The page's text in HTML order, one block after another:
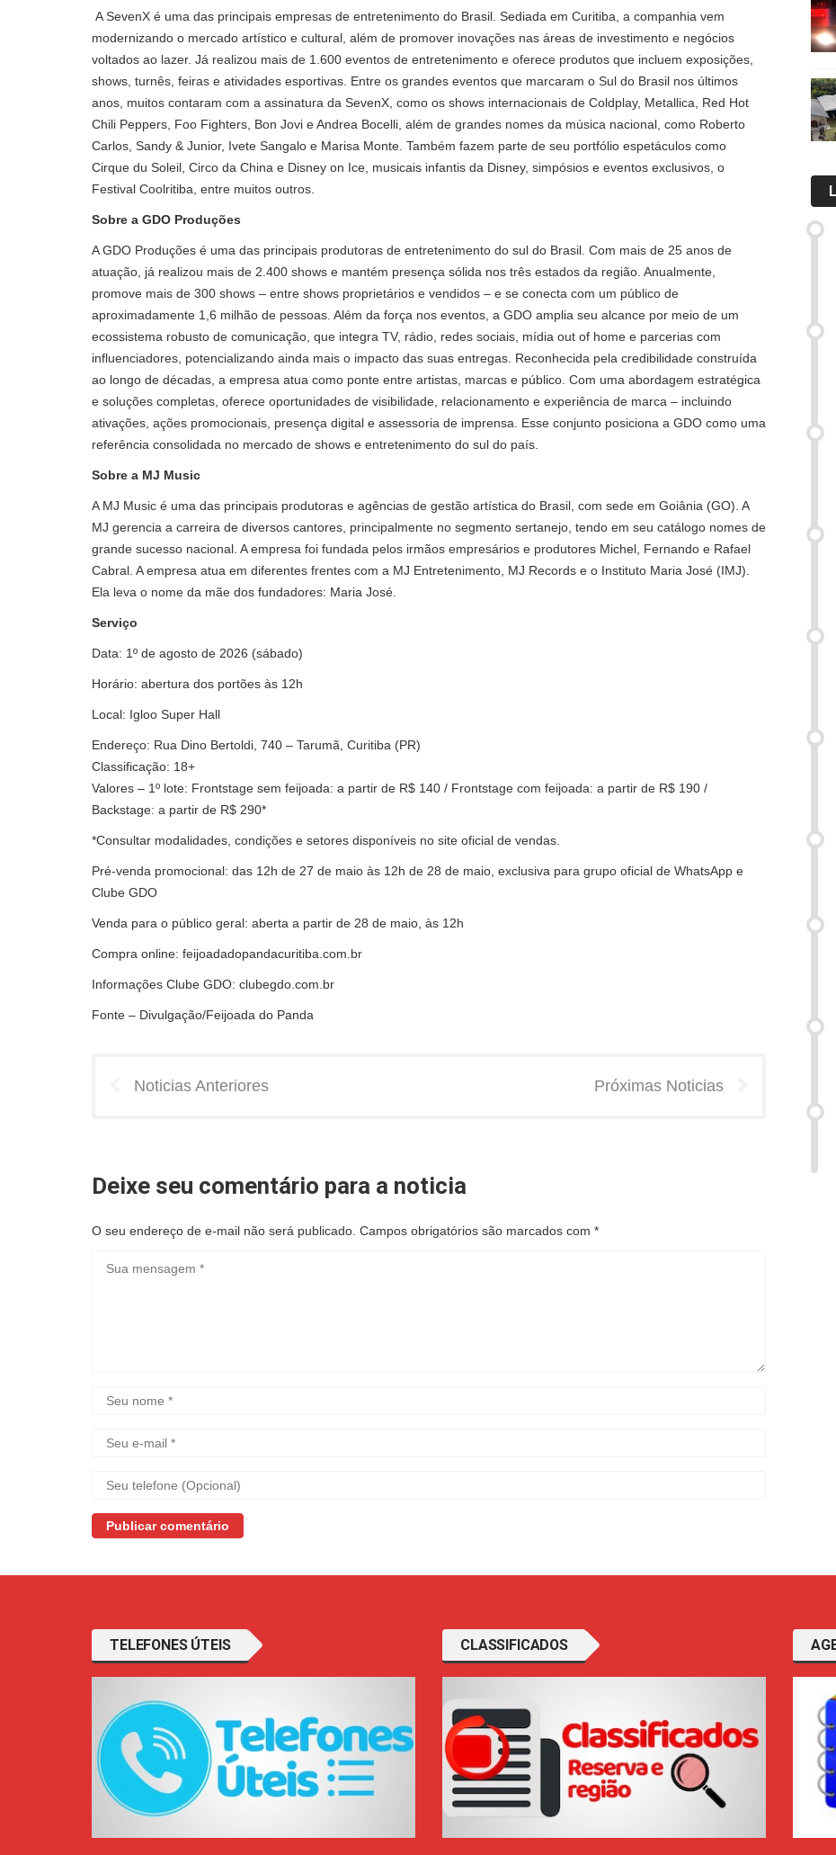
A SevenX é uma das principais empresas de entretenimento do Brasil. Sediada em Curitiba, a companhia vem
modernizando o mercado artístico e cultural, além de promover inovações nas áreas de investimento e negócios
voltados ao lazer. Já realizou mais de 1.600 eventos de entretenimento e oferece produtos que incluem exposições,
shows, turnês, feiras e atividades esportivas. Entre os grandes eventos que marcaram o Sul do Brasil nos últimos
anos, muitos contaram com a assinatura da SevenX, como os shows internacionais de Coldplay, Metallica, Red Hot
Chili Peppers, Foo Fighters, Bon Jovi e Andrea Bocelli, além de grandes nomes da música nacional, como Roberto
Carlos, Sandy & Junior, Ivete Sangalo e Marisa Monte. Também fazem parte de seu portfólio espetáculos como
Cirque du Soleil, Circo da China e Disney on Ice, musicais infantis da Disney, simpósios e eventos exclusivos, o
Festival Coolritiba, entre muitos outros.
Sobre a GDO Produções
A GDO Produções é uma das principais produtoras de entretenimento do sul do Brasil. Com mais de 25 anos de
atuação, já realizou mais de 2.400 shows e mantém presença sólida nos três estados da região. Anualmente,
promove mais de 300 shows – entre shows proprietários e vendidos – e se conecta com um público de
aproximadamente 1,6 milhão de pessoas. Além da força nos eventos, a GDO amplia seu alcance por meio de um
ecossistema robusto de comunicação, que integra TV, rádio, redes sociais, mídia out of home e parcerias com
influenciadores, potencializando ainda mais o impacto das suas entregas. Reconhecida pela credibilidade construída
ao longo de décadas, a empresa atua como ponte entre artistas, marcas e público. Com uma abordagem estratégica
e soluções completas, oferece oportunidades de visibilidade, relacionamento e experiência de marca – incluindo
ativações, ações promocionais, presença digital e assessoria de imprensa. Esse conjunto posiciona a GDO como uma
referência consolidada no mercado de shows e entretenimento do sul do país.
Sobre a MJ Music
A MJ Music é uma das principais produtoras e agências de gestão artística do Brasil, com sede em Goiânia (GO). A
MJ gerencia a carreira de diversos cantores, principalmente no segmento sertanejo, tendo em seu catálogo nomes de
grande sucesso nacional. A empresa foi fundada pelos irmãos empresários e produtores Michel, Fernando e Rafael
Cabral. A empresa atua em diferentes frentes com a MJ Entretenimento, MJ Records e o Instituto Maria José (IMJ).
Ela leva o nome da mãe dos fundadores: Maria José.
Serviço
Data: 1º de agosto de 2026 (sábado)
Horário: abertura dos portões às 12h
Local: Igloo Super Hall
Endereço: Rua Dino Bertoldi, 740 – Tarumã, Curitiba (PR)
Classificação: 18+
Valores – 1º lote: Frontstage sem feijoada: a partir de R$ 140 / Frontstage com feijoada: a partir de R$ 190 /
Backstage: a partir de R$ 290*
*Consultar modalidades, condições e setores disponíveis no site oficial de vendas.
Pré-venda promocional: das 12h de 27 de maio às 12h de 28 de maio, exclusiva para grupo oficial de WhatsApp e
Clube GDO
Venda para o público geral: aberta a partir de 28 de maio, às 12h
Compra online: feijoadadopandacuritiba.com.br
Informações Clube GDO: clubegdo.com.br
Fonte – Divulgação/Feijoada do Panda
Noticias Anteriores Próximas Noticias
Deixe seu comentário para a noticia
O seu endereço de e-mail não será publicado. Campos obrigatórios são marcados com *
TELEFONES ÚTEIS CLASSIFICADOS